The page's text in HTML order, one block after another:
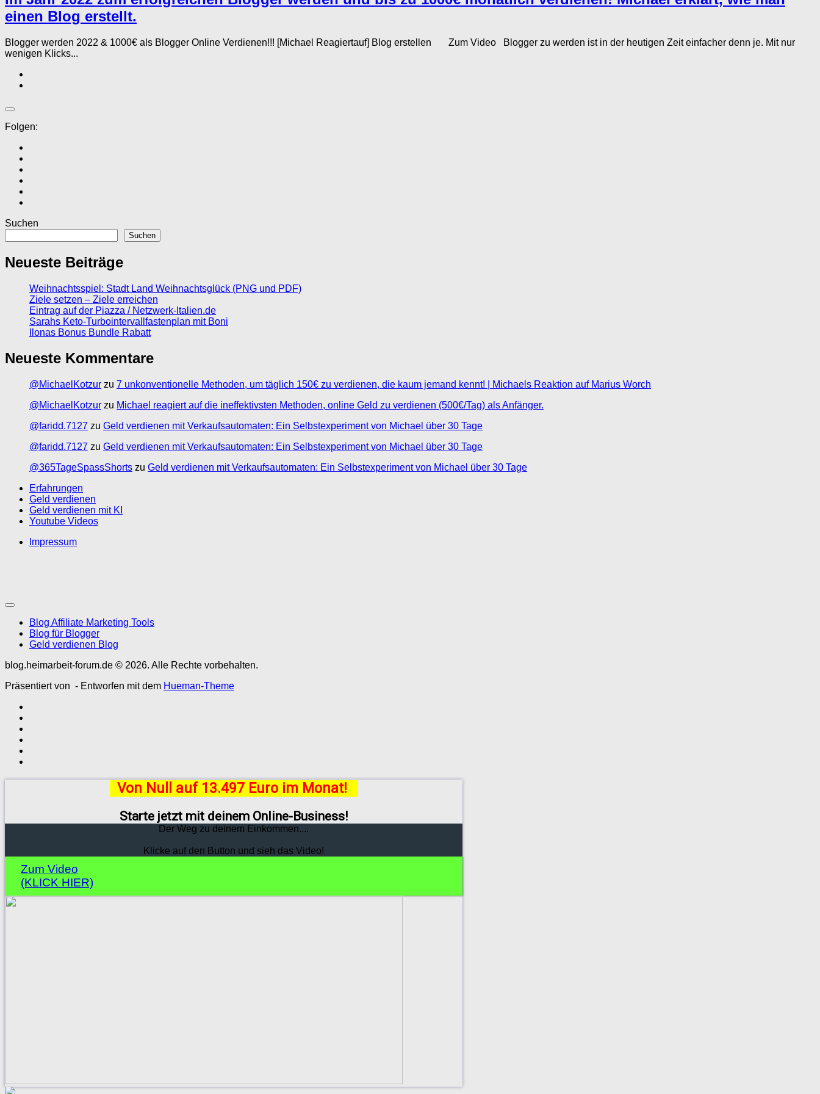
einen Blog erstellt.
Blogger werden 2022 & 1000€ als Blogger Online Verdienen!!! [Michael Reagiertauf] Blog erstellen Zum Video Blogger zu werden ist in der heutigen Zeit einfacher denn je. Mit nur
wenigen Klicks...
Folgen:
Suchen
Suchen
Neueste Beiträge
Weihnachtsspiel: Stadt Land Weihnachtsglück (PNG und PDF)
Ziele setzen – Ziele erreichen
Eintrag auf der Piazza / Netzwerk-Italien.de
Sarahs Keto-Turbointervallfastenplan mit Boni
Ilonas Bonus Bundle Rabatt
Neueste Kommentare
@MichaelKotzur zu 7 unkonventionelle Methoden, um täglich 150€ zu verdienen, die kaum jemand kennt! | Michaels Reaktion auf Marius Worch
@MichaelKotzur zu Michael reagiert auf die ineffektivsten Methoden, online Geld zu verdienen (500€/Tag) als Anfänger.
@faridd.7127 zu Geld verdienen mit Verkaufsautomaten: Ein Selbstexperiment von Michael über 30 Tage
@faridd.7127 zu Geld verdienen mit Verkaufsautomaten: Ein Selbstexperiment von Michael über 30 Tage
@365TageSpassShorts zu Geld verdienen mit Verkaufsautomaten: Ein Selbstexperiment von Michael über 30 Tage
Erfahrungen
Geld verdienen
Geld verdienen mit KI
Youtube Videos
Impressum
Blog Affiliate Marketing Tools
Blog für Blogger
Geld verdienen Blog
blog.heimarbeit-forum.de © 2026. Alle Rechte vorbehalten.
Präsentiert von - Entworfen mit dem Hueman-Theme
Von Null auf 13.497 Euro im Monat!
Starte jetzt mit deinem Online-Business!
Der Weg zu deinem Einkommen....
Klicke auf den Button und sieh das Video!
Zum Video
(KLICK HIER)